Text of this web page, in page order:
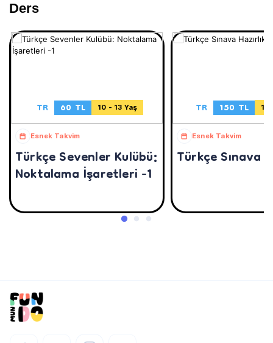
Ders
TR 60 TL 10 - 13 Yaş
Esnek Takvim
Türkçe Sevenler Kulübü:
Noktalama İşaretleri -1
TR 150 TL 10
Esnek Takvim
Türkçe Sınava